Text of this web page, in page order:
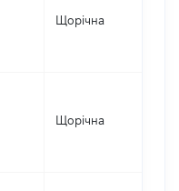
Щорічна
Щорічна